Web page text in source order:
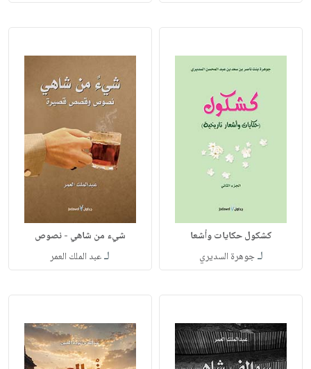
كشكول حكايات وأشعا
لـجوهرة السديري
شيء من شاهي - نصوص
لـعبد الملك العمر